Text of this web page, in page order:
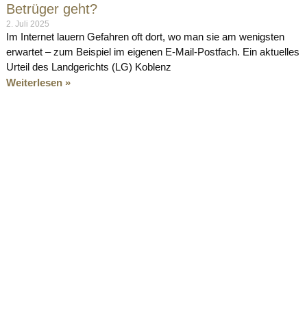
Betrüger geht?
2. Juli 2025
Im Internet lauern Gefahren oft dort, wo man sie am wenigsten
erwartet – zum Beispiel im eigenen E-Mail-Postfach. Ein aktuelles
Urteil des Landgerichts (LG) Koblenz
Weiterlesen »